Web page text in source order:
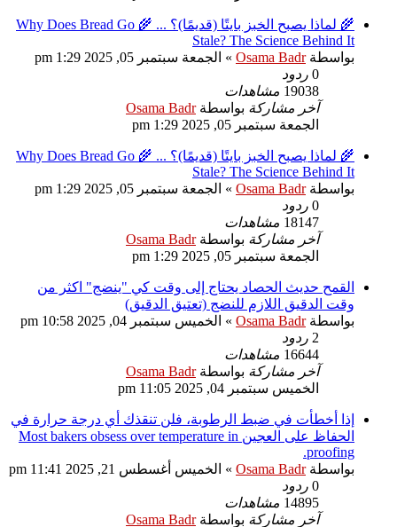
🌾 لماذا يصبح الخبز بايتًا (قديمًا)؟ ... 🌾 Why Does Bread Go
Stale? The Science Behind It
بواسطةOsama Badr
» الجمعة سبتمبر 05, 2025 1:29 pm
0 ردود
19038 مشاهدات
آخر مشاركة بواسطةOsama Badr
الجمعة سبتمبر 05, 2025 1:29 pm
🌾 لماذا يصبح الخبز بايتًا (قديمًا)؟ ... 🌾 Why Does Bread Go
Stale? The Science Behind It
بواسطةOsama Badr
» الجمعة سبتمبر 05, 2025 1:29 pm
0 ردود
18147 مشاهدات
آخر مشاركة بواسطةOsama Badr
الجمعة سبتمبر 05, 2025 1:29 pm
القمح حديث الحصاد يحتاج إلى وقت كي "ينضج" اكثر من
وقت الدقيق اللازم للنضج (تعتيق الدقيق)
بواسطةOsama Badr
» الخميس سبتمبر 04, 2025 10:58 pm
2 ردود
16644 مشاهدات
آخر مشاركة بواسطةOsama Badr
الخميس سبتمبر 04, 2025 11:05 pm
إذا أخطأت في ضبط الرطوبة، فلن تنقذك أي درجة حرارة في
الحفاظ على العجين Most bakers obsess over temperature in
proofing.
بواسطةOsama Badr
» الخميس أغسطس 21, 2025 11:41 pm
0 ردود
14895 مشاهدات
آخر مشاركة بواسطةOsama Badr